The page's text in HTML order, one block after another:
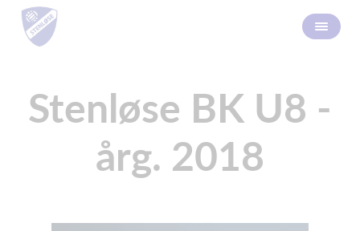
Stenløse BK U8 -
årg. 2018